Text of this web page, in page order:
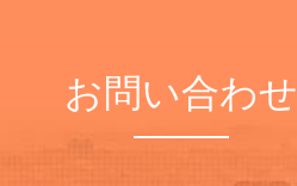
お問い合わせ